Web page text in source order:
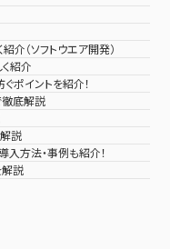
介（ソフトウエア開発）
紹介
ポイントを紹介！
徹底解説
説
方法・事例も紹介！
解説